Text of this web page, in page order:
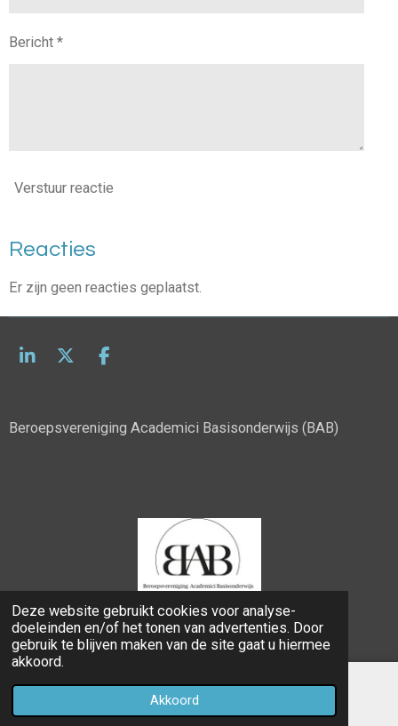
Deze website gebruikt cookies voor analyse-
doeleinden en/of het tonen van advertenties. Door
gebruik te blijven maken van de site gaat u hiermee
akkoord.
Akkoord
Bericht *
Verstuur reactie
Reacties
Er zijn geen reacties geplaatst.
L
e
X
F
b
Beroepsvereniging Academici Basisonderwijs (BAB)
© 2022 - 2026 bab.nl
Powered byJouwWeb